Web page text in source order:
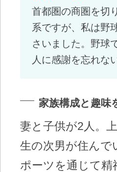
首都圏の商圏を切
系ですが、私は野
さいました。野球
人に感謝を忘れな
家族構成と趣味
妻と子供が2人。
生の次男が住ん
ポーツを通じて